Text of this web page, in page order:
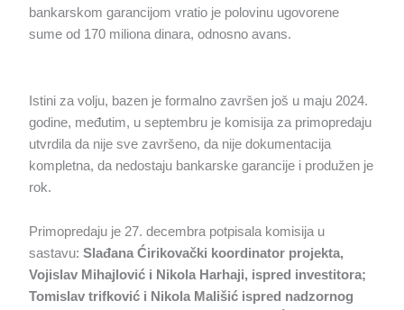
bankarskom garancijom vratio je polovinu ugovorene
sume od 170 miliona dinara, odnosno avans.
Istini za volju, bazen je formalno završen još u maju 2024.
godine, međutim, u septembru je komisija za primopredaju
utvrdila da nije sve završeno, da nije dokumentacija
kompletna, da nedostaju bankarske garancije i produžen je
rok.
Primopredaju je 27. decembra potpisala komisija u
sastavu:Slađana Ćirikovački koordinator projekta,
Vojislav Mihajlović i Nikola Harhaji, ispred investitora;
Tomislav trifković i Nikola Mališić ispred nadzornog